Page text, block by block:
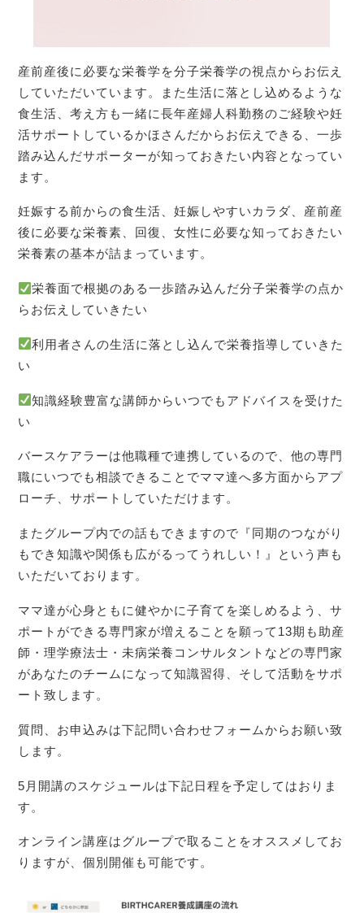
産前産後に必要な栄養学を分子栄養学の視点からお伝え
していただいています。また生活に落とし込めるような
食生活、考え方も一緒に長年産婦人科勤務のご経験や妊
活サポートしているかほさんだからお伝えできる、一歩
踏み込んだサポーターが知っておきたい内容となってい
ます。
妊娠する前からの食生活、妊娠しやすいカラダ、産前産
後に必要な栄養素、回復、女性に必要な知っておきたい
栄養素の基本が詰まっています。
栄養面で根拠のある一歩踏み込んだ分子栄養学の点か
らお伝えしていきたい
利用者さんの生活に落とし込んで栄養指導していきた
い
知識経験豊富な講師からいつでもアドバイスを受けた
い
バースケアラーは他職種で連携しているので、他の専門
職にいつでも相談できることでママ達へ多方面からアプ
ローチ、サポートしていただけます。
またグループ内での話もできますので『同期のつながり
もでき知識や関係も広がるってうれしい！』という声も
いただいております。
ママ達が心身ともに健やかに子育てを楽しめるよう、サ
ポートができる専門家が増えることを願って13期も助産
師・理学療法士・未病栄養コンサルタントなどの専門家
があなたのチームになって知識習得、そして活動をサポ
ート致します。
質問、お申込みは下記問い合わせフォームからお願い致
します。
5月開講のスケジュールは下記日程を予定してはおりま
す。
オンライン講座はグループで取ることをオススメしてお
りますが、個別開催も可能です。